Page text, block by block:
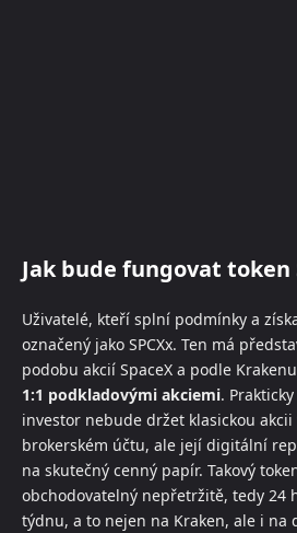
Jak bude fungovat token
Uživatelé, kteří splní podmínky a
označený jako SPCXx. Ten má
podobu akcií SpaceX a podle
1:1 podkladovými akciemi.
investor nebude držet klasickou
brokerském účtu, ale její digitální
na skutečný cenný papír. Takový
obchodovatelný nepřetržitě, tedy 24
týdnu, a to nejen na Kraken, ale i na